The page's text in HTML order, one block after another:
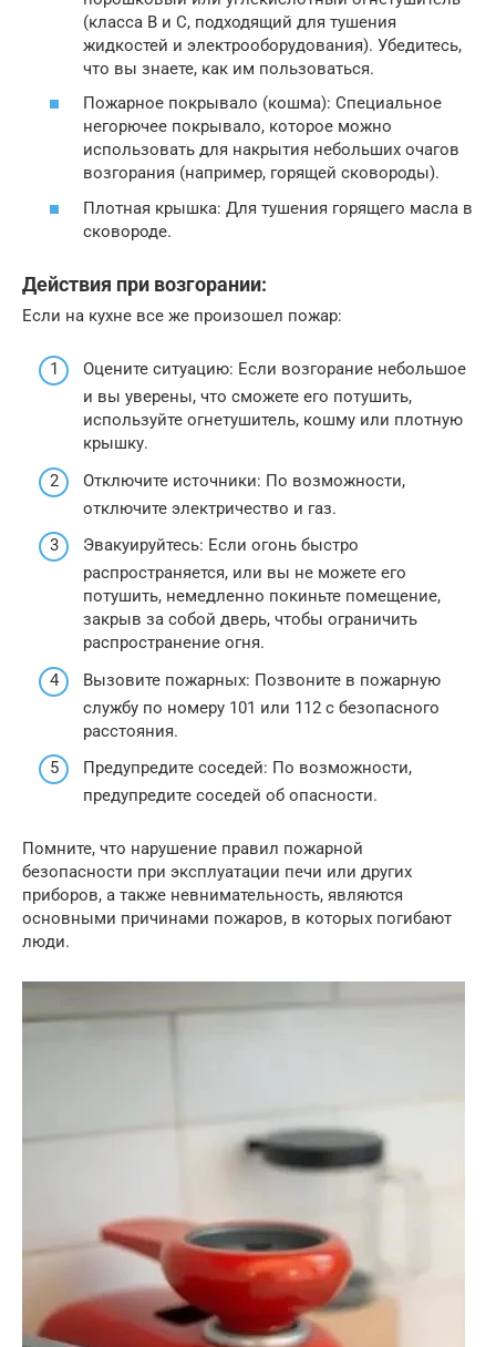
(класса B и C, подходящий для тушения
жидкостей и электрооборудования). Убедитесь,
что вы знаете, как им пользоваться.
Пожарное покрывало (кошма): Специальное
негорючее покрывало, которое можно
использовать для накрытия небольших очагов
возгорания (например, горящей сковороды).
Плотная крышка: Для тушения горящего масла в
сковороде.
Действия при возгорании:
Если на кухне все же произошел пожар:
Оцените ситуацию: Если возгорание небольшое
и вы уверены, что сможете его потушить,
используйте огнетушитель, кошму или плотную
крышку.
Отключите источники: По возможности,
отключите электричество и газ.
Эвакуируйтесь: Если огонь быстро
распространяется, или вы не можете его
потушить, немедленно покиньте помещение,
закрыв за собой дверь, чтобы ограничить
распространение огня.
Вызовите пожарных: Позвоните в пожарную
службу по номеру 101 или 112 с безопасного
расстояния.
Предупредите соседей: По возможности,
предупредите соседей об опасности.
Помните, что нарушение правил пожарной
безопасности при эксплуатации печи или других
приборов, а также невнимательность, являются
основными причинами пожаров, в которых погибают
люди.